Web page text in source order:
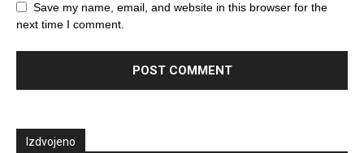
Save my name, email, and website in this browser for the
next time I comment.
Izdvojeno